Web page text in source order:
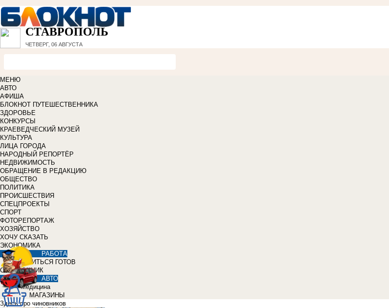
СТАВРОПОЛЬ
ЧЕТВЕРГ, 06 АВГУСТА
МЕНЮ
АВТО
АФИША
БЛОКНОТ ПУТЕШЕСТВЕННИКА
ЗДОРОВЬЕ
КОНКУРСЫ
КРАЕВЕДЧЕСКИЙ МУЗЕЙ
КУЛЬТУРА
ЛИЦА ГОРОДА
НАРОДНЫЙ РЕПОРТЁР
НЕДВИЖИМОСТЬ
ОБРАЩЕНИЕ В РЕДАКЦИЮ
ОБЩЕСТВО
ПОЛИТИКА
ПРОИСШЕСТВИЯ
СПЕЦПРОЕКТЫ
СПОРТ
ФОТОРЕПОРТАЖ
ХОЗЯЙСТВО
ХОЧУ СКАЗАТЬ
ЭКОНОМИКА
РАБОТА
УЧИТЬСЯ ГОТОВ
СПРАВОЧНИК
АВТО
Медицина
МАГАЗИНЫ
Здесь про чиновников